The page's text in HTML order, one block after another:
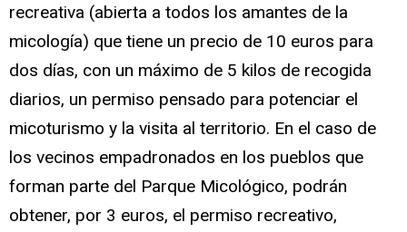
recreativa (abierta a todos los amantes de la
micología) que tiene un precio de 10 euros para
dos días, con un máximo de 5 kilos de recogida
diarios, un permiso pensado para potenciar el
micoturismo y la visita al territorio. En el caso de
los vecinos empadronados en los pueblos que
forman parte del Parque Micológico, podrán
obtener, por 3 euros, el permiso recreativo,